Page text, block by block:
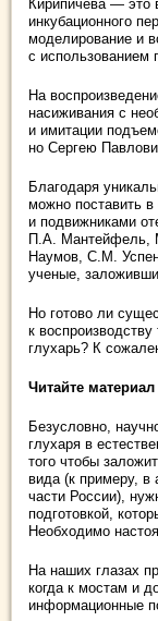
Кирипичева — это
инкубационного
моделирование и
с использованием
На
насиживания с
и имитации
но Сергею
Благодаря
можно поставить
и подвижниками
П.А. Мантейфель,
Наумов, С.М.
ученые,
Но готово ли
к воспроизводству
глухарь? К
Читайте материал
Безусловно,
глухаря в
того чтобы
вида (к примеру, в
части России),
подготовкой,
Необходимо
На наших глазах
когда к мостам и
информационные